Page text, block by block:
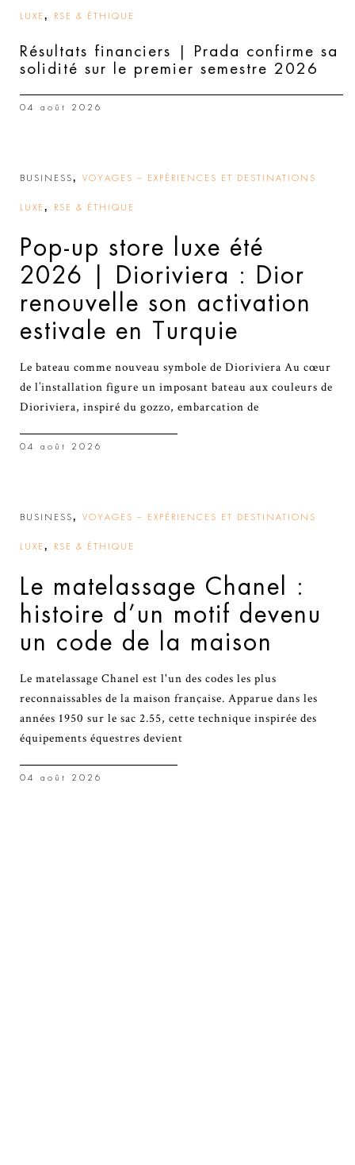
LUXE , RSE & ÉTHIQUE
Résultats financiers | Prada confirme sa
solidité sur le premier semestre 2026
04 août 2026
BUSINESS, VOYAGES – EXPÉRIENCES ET DESTINATIONS
LUXE , RSE & ÉTHIQUE
Pop-up store luxe été
2026 | Dioriviera : Dior
renouvelle son activation
estivale en Turquie
Le bateau comme nouveau symbole de Dioriviera Au cœur
de l’installation figure un imposant bateau aux couleurs de
Dioriviera, inspiré du gozzo, embarcation de
04 août 2026
BUSINESS, VOYAGES – EXPÉRIENCES ET DESTINATIONS
LUXE , RSE & ÉTHIQUE
Le matelassage Chanel :
histoire d’un motif devenu
un code de la maison
Le matelassage Chanel est l'un des codes les plus
reconnaissables de la maison française. Apparue dans les
années 1950 sur le sac 2.55, cette technique inspirée des
équipements équestres devient
04 août 2026